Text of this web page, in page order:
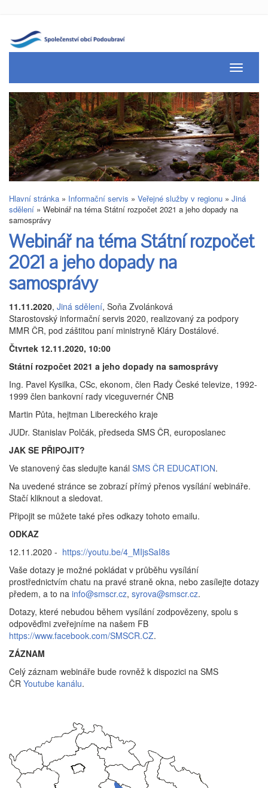
Toggle
Hlavní stránka » Informační servis » Veřejné služby v regionu » Jiná
sdělení » Webinář na téma Státní rozpočet 2021 a jeho dopady na
samosprávy
Webinář na téma Státní rozpočet
2021 a jeho dopady na
samosprávy
11.11.2020, Jiná sdělení, Soňa Zvolánková
Starostovský informační servis 2020, realizovaný za podpory
MMR ČR, pod záštitou paní ministryně Kláry Dostálové.
Čtvrtek 12.11.2020, 10:00
Státní rozpočet 2021 a jeho dopady na samosprávy
Ing. Pavel Kysilka, CSc, ekonom, člen Rady České televize, 1992-
1999 člen bankovní rady viceguvernér ČNB
Martin Půta, hejtman Libereckého kraje
JUDr. Stanislav Polčák, předseda SMS ČR, europoslanec
JAK SE PŘIPOJIT?
Ve stanovený čas sledujte kanál SMS ČR EDUCATION.
Na uvedené stránce se zobrazí přímý přenos vysílání webináře.
Stačí kliknout a sledovat.
Připojit se můžete také přes odkazy tohoto emailu.
ODKAZ
12.11.2020 - https://youtu.be/4_MIjsSaI8s
Vaše dotazy je možné pokládat v průběhu vysílání
prostřednictvím chatu na pravé straně okna, nebo zasílejte dotazy
předem, a to na info@smscr.cz, syrova@smscr.cz.
Dotazy, které nebudou během vysílání zodpovězeny, spolu s
odpověďmi zveřejníme na našem FB
https://www.facebook.com/SMSCR.CZ.
ZÁZNAM
Celý záznam webináře bude rovněž k dispozici na SMS
ČR Youtube kanálu.